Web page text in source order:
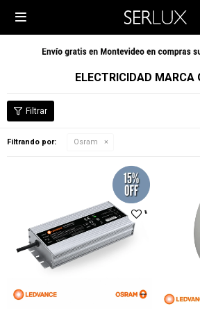

ELECTRICIDAD MARCA
Filtrando por: Osram